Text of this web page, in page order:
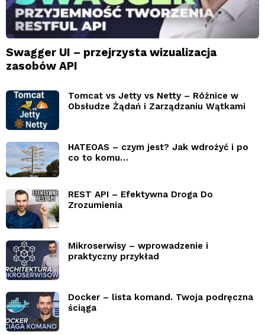
Swagger UI – przejrzysta wizualizacja
zasobów API
Tomcat vs Jetty vs Netty – Różnice w
Obsłudze Żądań i Zarządzaniu Wątkami
HATEOAS – czym jest? Jak wdrożyć i po
co to komu…
REST API – Efektywna Droga Do
Zrozumienia
Mikroserwisy – wprowadzenie i
praktyczny przykład
Docker – lista komand. Twoja podręczna
ściąga